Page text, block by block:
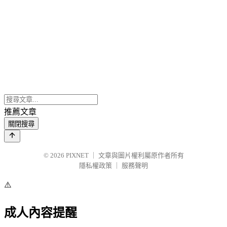
推薦文章
關閉搜尋
© 2026 PIXNET
文章與圖片權利屬原作者所有
隱私權政策
服務聲明
⚠️
成人內容提醒